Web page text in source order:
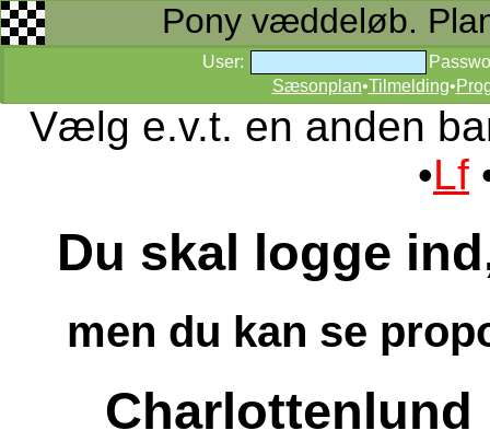
Pony væddeløb.
User:
Sæsonplan•Tilmelding•
Vælg e.v.t. en anden
•Lf
Du skal logge
men du kan se
Charlottenlund